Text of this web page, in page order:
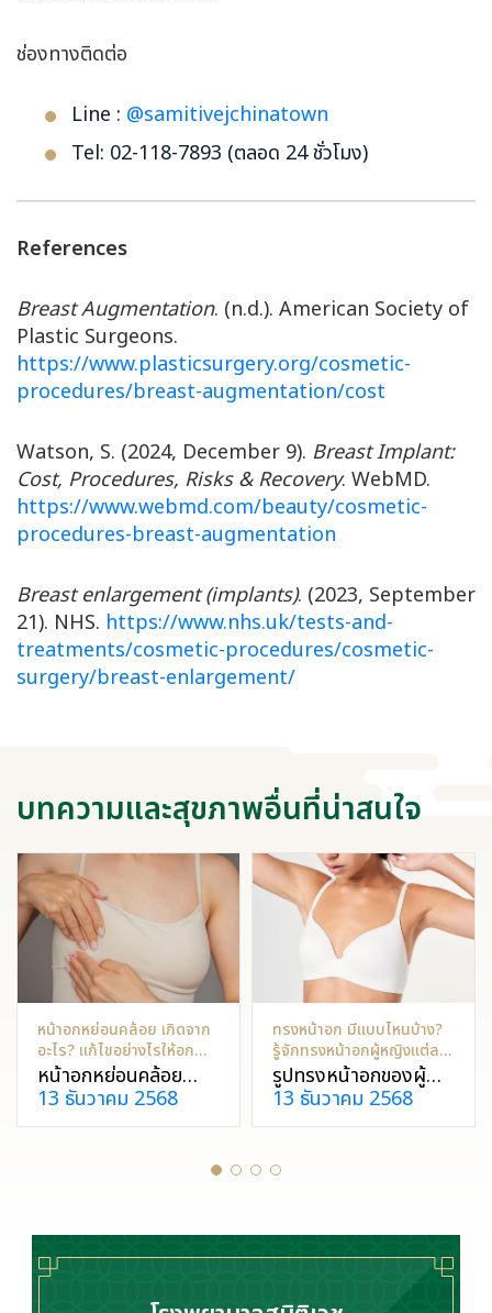
ช่องทางติดต่อ
Line : @samitivejchinatown
Tel: 02-118-7893 (ตลอด 24 ชั่วโมง)
References
Breast Augmentation. (n.d.). American Society of
Plastic Surgeons.
https://www.plasticsurgery.org/cosmetic-
procedures/breast-augmentation/cost
Watson, S. (2024, December 9). Breast Implant:
Cost, Procedures, Risks & Recovery. WebMD.
https://www.webmd.com/beauty/cosmetic-
procedures-breast-augmentation
Breast enlargement (implants). (2023, September
21). NHS. https://www.nhs.uk/tests-and-
treatments/cosmetic-procedures/cosmetic-
surgery/breast-enlargement/
บทความและสุขภาพอื่นที่น่าสนใจ
หน้าอกหย่อนคล้อย เกิดจาก
อะไร? แก้ไขอย่างไรให้อก
กลับมาสวย
หน้าอกหย่อนคล้อย
สามารถเกิดขึ้นได้จาก
หลายปัจจัย เช่น อายุที่
การลดน้ำหนัก รวมถึง
พฤติกรรมในชีวิตประจำ
13 ธันวาคม 2568
ทรงหน้าอก มีแบบไหนบ้าง?
รู้จักทรงหน้าอกผู้หญิงแต่ละ
แบบ ต่างกันยังไง?
รูปทรงหน้าอกของผู้
หญิงมีความหลากหลาย
ทางสรีระ การทำความ
เข้าใจทรงเต้านมแต่ละ
เสริมหน้าอกได้เหมาะกับ
13 ธันวาคม 2568